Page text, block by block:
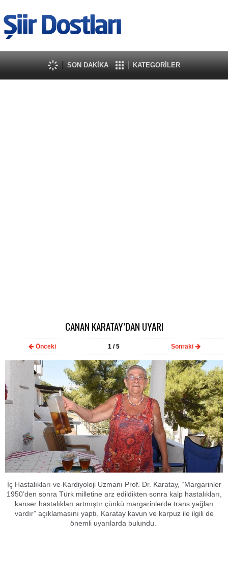
SON DAKİKA KATEGORİLER
CANAN KARATAY’DAN UYARI
Önceki 1 / 5 Sonraki
İç Hastalıkları ve Kardiyoloji Uzmanı Prof. Dr. Karatay, “Margarinler
1950’den sonra Türk milletine arz edildikten sonra kalp hastalıkları,
kanser hastalıkları artmıştır çünkü margarinlerde trans yağları
vardır” açıklamasını yaptı. Karatay kavun ve karpuz ile ilgili de
önemli uyarılarda bulundu.